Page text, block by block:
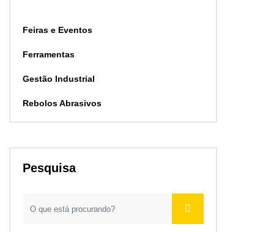
Feiras e Eventos
Ferramentas
Gestão Industrial
Rebolos Abrasivos
Pesquisa